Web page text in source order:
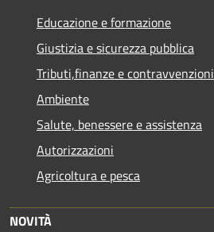
Educazione e formazione
Giustizia e sicurezza pubblica
Tributi,finanze e contravvenzioni
Ambiente
Salute, benessere e assistenza
Autorizzazioni
Agricoltura e pesca
NOVITÀ